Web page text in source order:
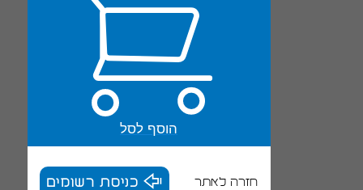
הוסף לסל
חזרה לאתר כניסת רשומים